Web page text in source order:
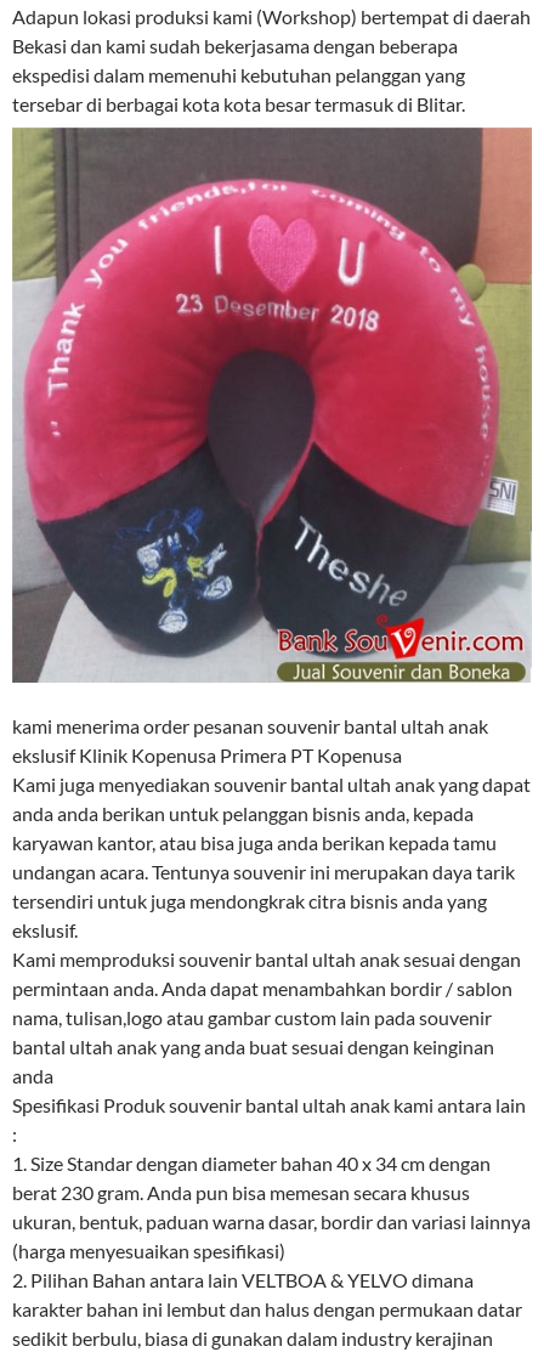
Adapun lokasi produksi kami (Workshop) bertempat di daerah
Bekasi dan kami sudah bekerjasama dengan beberapa
ekspedisi dalam memenuhi kebutuhan pelanggan yang
tersebar di berbagai kota kota besar termasuk di Blitar.
kami menerima order pesanan souvenir bantal ultah anak
ekslusif Klinik Kopenusa Primera PT Kopenusa
Kami juga menyediakan souvenir bantal ultah anak yang dapat
anda anda berikan untuk pelanggan bisnis anda, kepada
karyawan kantor, atau bisa juga anda berikan kepada tamu
undangan acara. Tentunya souvenir ini merupakan daya tarik
tersendiri untuk juga mendongkrak citra bisnis anda yang
ekslusif.
Kami memproduksi souvenir bantal ultah anak sesuai dengan
permintaan anda. Anda dapat menambahkan bordir / sablon
nama, tulisan,logo atau gambar custom lain pada souvenir
bantal ultah anak yang anda buat sesuai dengan keinginan
anda
Spesifikasi Produk souvenir bantal ultah anak kami antara lain
:
1. Size Standar dengan diameter bahan 40 x 34 cm dengan
berat 230 gram. Anda pun bisa memesan secara khusus
ukuran, bentuk, paduan warna dasar, bordir dan variasi lainnya
(harga menyesuaikan spesifikasi)
2. Pilihan Bahan antara lain VELTBOA & YELVO dimana
karakter bahan ini lembut dan halus dengan permukaan datar
sedikit berbulu, biasa di gunakan dalam industry kerajinan